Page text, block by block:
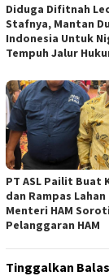
Diduga Difitnah
Stafnya, Mantan
Indonesia Untuk
Tempuh Jalur
PT ASL Pailit Buat
dan Rampas
Menteri HAM Soroti
Pelanggaran HAM
Tinggalkan